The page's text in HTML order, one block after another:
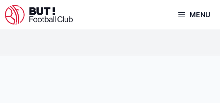
Aller
au
MENU